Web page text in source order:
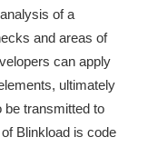
of a
and areas of
can apply
ultimately
be transmitted to
Blinkload is code